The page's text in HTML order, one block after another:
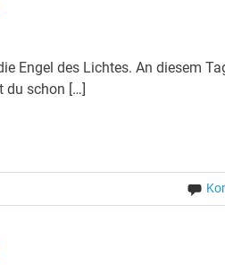
Engel des Lichtes. An diesem
du schon […]